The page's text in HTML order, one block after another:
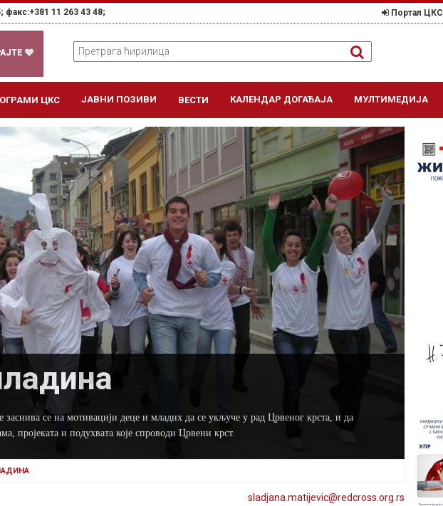
факс:+381 11 263 43 48; Портал ЦКС
ЦКС ЈАВНИ ПОЗИВИ ВЕСТИ КАЛЕНДАР ДОГАЂАЈА МУЛТИМЕДИЈА
се на мотивацији деце и младих да се укључе у рад Црвеног крста, и да
пројеката и подухвата које спроводи Црвени крст.
sladjana .matijevic@redcross .org .rs